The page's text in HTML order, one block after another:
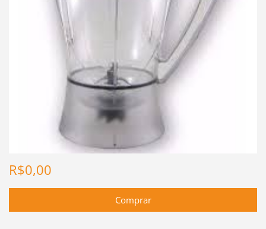
R$0,00